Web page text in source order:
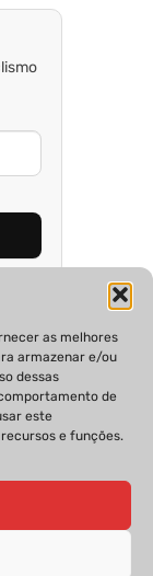
as melhores
armazenar e/ou
dessas
de
este
e funções.
EDITORIAL